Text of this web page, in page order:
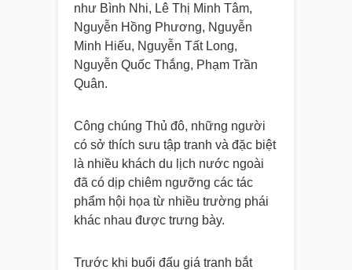
như Bình Nhi, Lê Thị Minh Tâm,
Nguyễn Hồng Phương, Nguyễn
Minh Hiếu, Nguyễn Tất Long,
Nguyễn Quốc Thắng, Phạm Trần
Quân.
Công chúng Thủ đô, những người
có sở thích sưu tập tranh và đặc biệt
là nhiều khách du lịch nước ngoài
đã có dịp chiêm ngưỡng các tác
phẩm hội họa từ nhiều trường phái
khác nhau được trưng bày.
Trước khi buổi đấu giá tranh bắt